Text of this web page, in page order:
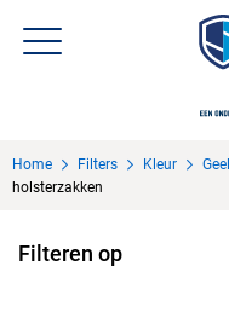
Over Sisa
Home Filters Kleur Geel
holsterzakken
Filteren op